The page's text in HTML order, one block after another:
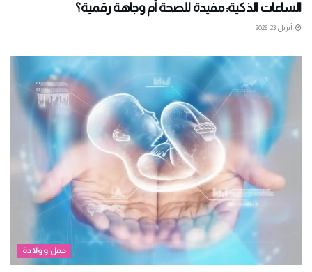
الساعات الذكية: مفيدة للصحة أم وجاهة رقمية؟
أبريل 23, 2026
حمل وولادة